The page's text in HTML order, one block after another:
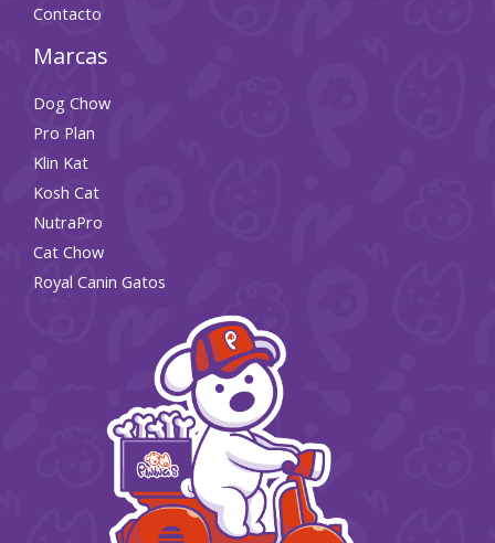
Contacto
Marcas
Dog Chow
Pro Plan
Klin Kat
Kosh Cat
NutraPro
Cat Chow
Royal Canin Gatos